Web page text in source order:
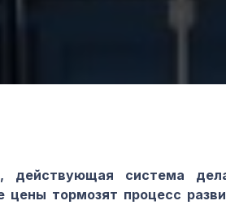
система
цены тормозят процесс